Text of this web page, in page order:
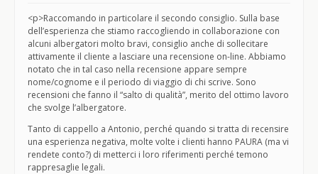
<p>Raccomando in particolare il secondo consiglio. Sulla base
dell’esperienza che stiamo raccogliendo in collaborazione con
alcuni albergatori molto bravi, consiglio anche di sollecitare
attivamente il cliente a lasciare una recensione on-line. Abbiamo
notato che in tal caso nella recensione appare sempre
nome/cognome e il periodo di viaggio di chi scrive. Sono
recensioni che fanno il “salto di qualità”, merito del ottimo lavoro
che svolge l’albergatore.
Tanto di cappello a Antonio, perché quando si tratta di recensire
una esperienza negativa, molte volte i clienti hanno PAURA (ma vi
rendete conto?) di metterci i loro riferimenti perché temono
rappresaglie legali.